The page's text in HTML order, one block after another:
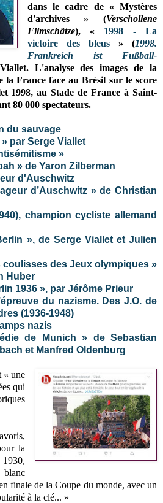
dans le cadre de « Mystères
d'archives » (Verschollene
Filmschätze), « 1998 - La
victoire des bleus» (1998.
Frankreich ist Fußball-
L'analyse des images de la
la France face au Brésil sur le score
1998, au Stade de France à Saint-
80 000 spectateurs.
du sauvage
par Serge Viallet
»
» de Yaron Zilberman
d'Auschwitz
d’Auschwitz » de Christian
champion cycliste allemand
», de Serge Viallet et Julien
coulisses des Jeux olympiques »
Huber
1936 », par Jérôme Prieur
du nazisme. Des J.O. de
(1936-1948)
nazis
de Munich » de Sebastian
et Manfred Oldenburg
« une
qui
la
finale de la Coupe du monde, avec un
à la clé... »